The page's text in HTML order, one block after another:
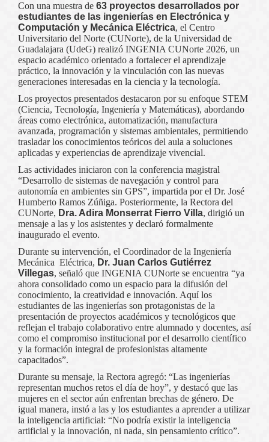
Con una muestra de 63 proyectos desarrollados por
estudiantes de las ingenierías en Electrónica y
Computación y Mecánica Eléctrica, el Centro
Universitario del Norte (CUNorte), de la Universidad de
Guadalajara (UdeG) realizó INGENIA CUNorte 2026, un
espacio académico orientado a fortalecer el aprendizaje
práctico, la innovación y la vinculación con las nuevas
generaciones interesadas en la ciencia y la tecnología.
Los proyectos presentados destacaron por su enfoque STEM
(Ciencia, Tecnología, Ingeniería y Matemáticas), abordando
áreas como electrónica, automatización, manufactura
avanzada, programación y sistemas ambientales, permitiendo
trasladar los conocimientos teóricos del aula a soluciones
aplicadas y experiencias de aprendizaje vivencial.
Las actividades iniciaron con la conferencia magistral
“Desarrollo de sistemas de navegación y control para
autonomía en ambientes sin GPS”, impartida por el Dr. José
Humberto Ramos Zúñiga. Posteriormente, la Rectora del
CUNorte, Dra. Adira Monserrat Fierro Villa, dirigió un
mensaje a las y los asistentes y declaró formalmente
inaugurado el evento.
Durante su intervención, el Coordinador de la Ingeniería
Mecánica Eléctrica, Dr. Juan Carlos Gutiérrez
Villegas, señaló que INGENIA CUNorte se encuentra “ya
ahora consolidado como un espacio para la difusión del
conocimiento, la creatividad e innovación. Aquí los
estudiantes de las ingenierías son protagonistas de la
presentación de proyectos académicos y tecnológicos que
reflejan el trabajo colaborativo entre alumnado y docentes, así
como el compromiso institucional por el desarrollo científico
y la formación integral de profesionistas altamente
capacitados”.
Durante su mensaje, la Rectora agregó: “Las ingenierías
representan muchos retos el día de hoy”, y destacó que las
mujeres en el sector aún enfrentan brechas de género. De
igual manera, instó a las y los estudiantes a aprender a utilizar
la inteligencia artificial: “No podría existir la inteligencia
artificial y la innovación, ni nada, sin pensamiento crítico”.